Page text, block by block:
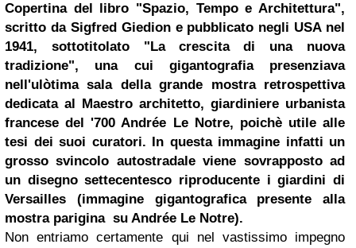
Copertina del libro "Spazio, Tempo e Architettura",
scritto da Sigfred Giedion e pubblicato negli USA nel
1941, sottotitolato "La crescita di una nuova
tradizione", una cui gigantografia presenziava
nell'ulòtima sala della grande mostra retrospettiva
dedicata al Maestro architetto, giardiniere urbanista
francese del '700 Andrée Le Notre, poichè utile alle
tesi dei suoi curatori. In questa immagine infatti un
grosso svincolo autostradale viene sovrapposto ad
un disegno settecentesco riproducente i giardini di
Versailles (immagine gigantografica presente alla
mostra parigina su Andrée Le Notre).
Non entriamo certamente qui nel vastissimo impegno